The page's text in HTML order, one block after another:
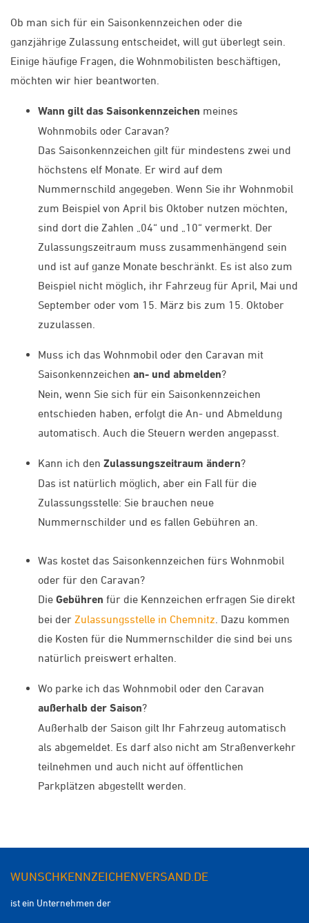
Ob man sich für ein Saisonkennzeichen oder die
ganzjährige Zulassung entscheidet, will gut überlegt sein.
Einige häufige Fragen, die Wohnmobilisten beschäftigen,
möchten wir hier beantworten.
Wann gilt das Saisonkennzeichen meines
Wohnmobils oder Caravan?
Das Saisonkennzeichen gilt für mindestens zwei und
höchstens elf Monate. Er wird auf dem
Nummernschild angegeben. Wenn Sie ihr Wohnmobil
zum Beispiel von April bis Oktober nutzen möchten,
sind dort die Zahlen „04“ und „10“ vermerkt. Der
Zulassungszeitraum muss zusammenhängend sein
und ist auf ganze Monate beschränkt. Es ist also zum
Beispiel nicht möglich, ihr Fahrzeug für April, Mai und
September oder vom 15. März bis zum 15. Oktober
zuzulassen.
Muss ich das Wohnmobil oder den Caravan mit
Saisonkennzeichen an- und abmelden?
Nein, wenn Sie sich für ein Saisonkennzeichen
entschieden haben, erfolgt die An- und Abmeldung
automatisch. Auch die Steuern werden angepasst.
Kann ich den Zulassungszeitraum ändern?
Das ist natürlich möglich, aber ein Fall für die
Zulassungsstelle: Sie brauchen neue
Nummernschilder und es fallen Gebühren an.
Was kostet das Saisonkennzeichen fürs Wohnmobil
oder für den Caravan?
Die Gebühren für die Kennzeichen erfragen Sie direkt
bei der Zulassungsstelle in Chemnitz . Dazu kommen
die Kosten für die Nummernschilder die sind bei uns
natürlich preiswert erhalten.
Wo parke ich das Wohnmobil oder den Caravan
außerhalb der Saison?
Außerhalb der Saison gilt Ihr Fahrzeug automatisch
als abgemeldet. Es darf also nicht am Straßenverkehr
teilnehmen und auch nicht auf öffentlichen
Parkplätzen abgestellt werden.
WUNSCHKENNZEICHENVERSAND.DE
ist ein Unternehmen der